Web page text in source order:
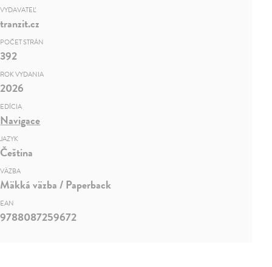
VYDAVATEĽ
tranzit.cz
POČET STRÁN
392
ROK VYDANIA
2026
EDÍCIA
Navigace
JAZYK
Čeština
VÄZBA
Mäkká väzba / Paperback
EAN
9788087259672